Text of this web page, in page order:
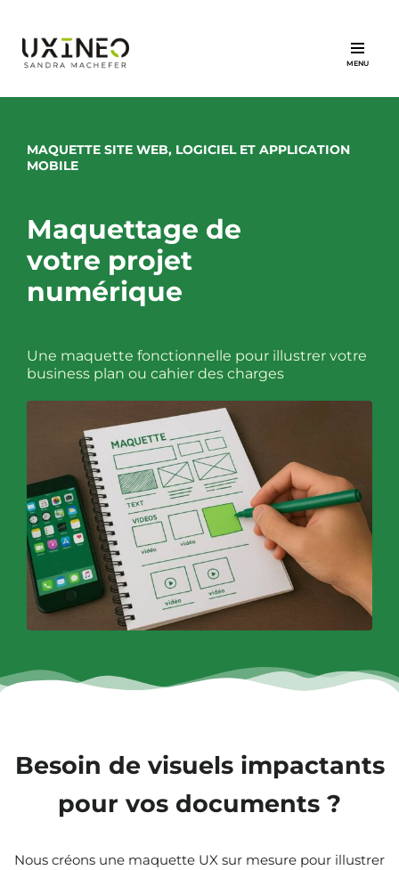
Aller
au
MAQUETTE SITE WEB, LOGICIEL ET APPLICATION
MOBILE
Maquettage de
votre projet
numérique
Une maquette fonctionnelle pour illustrer votre
business plan ou cahier des charges
Besoin de visuels impactants
pour vos documents ?
Nous créons une maquette UX sur mesure pour illustrer